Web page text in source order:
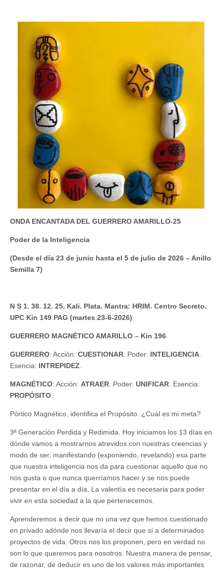
ONDA ENCANTADA DEL GUERRERO AMARILLO-25
Poder de la Inteligencia
(Desde el día 23 de junio hasta el 5 de julio de 2026 – Anillo
Semilla 7)
N S 1. 38. 12. 25. Kali. Plata. Mantra: HRIM. Centro Secreto.
UPC Kin 149 PAG (martes 23-6-2026)
GUERRERO MAGNÉTICO AMARILLO – Kin 196
GUERRERO: Acción: CUESTIONAR . Poder: INTELIGENCIA
Esencia: INTREPIDEZ
MAGNÉTICO: Acción: ATRAER . Poder: UNIFICAR . Esencia:
PROPÓSITO
Pórtico Magnético, identifica el Propósito. ¿Cuál es mi meta?
3ª Generación Perdida y Redimida. Hoy iniciamos los 13 días en
dónde vamos a mostrarnos atrevidos con nuestras creencias y
modo de ser, manifestando (exponiendo, revelando) esa parte
que nuestra inteligencia nos da para cuestionar aquello que no
nos gusta o que nunca querríamos hacer y se nos puede
presentar en el día a día. La valentía es necesaria para poder
vivir en esta sociedad a la que pertenecemos.
Aprenderemos a decir que no una vez que hemos cuestionado
en privado adónde nos llevaría el decir que sí a determinados
proyectos de vida. Otros nos los proponen, pero en verdad no
son lo que queremos para nosotros. Nuestra manera de pensar,
de razonar, de deducir es uno de los valores más importantes